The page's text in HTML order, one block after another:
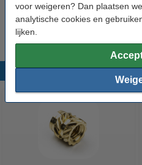
voor weigeren? Dan plaatsen
analytische cookies en
lijken.
Ons Artikelnr: DGS00090
Populaire